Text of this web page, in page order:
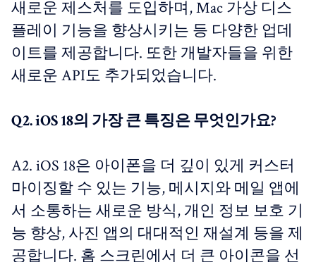
새로운 제스처를 도입하며, Mac 가상 디스
플레이 기능을 향상시키는 등 다양한 업데
이트를 제공합니다. 또한 개발자들을 위한
새로운 API도 추가되었습니다.
Q2. iOS 18의 가장 큰 특징은 무엇인가요?
A2. iOS 18은 아이폰을 더 깊이 있게 커스터
마이징할 수 있는 기능, 메시지와 메일 앱에
서 소통하는 새로운 방식, 개인 정보 보호 기
능 향상, 사진 앱의 대대적인 재설계 등을 제
공합니다. 홈 스크린에서 더 큰 아이콘을 선